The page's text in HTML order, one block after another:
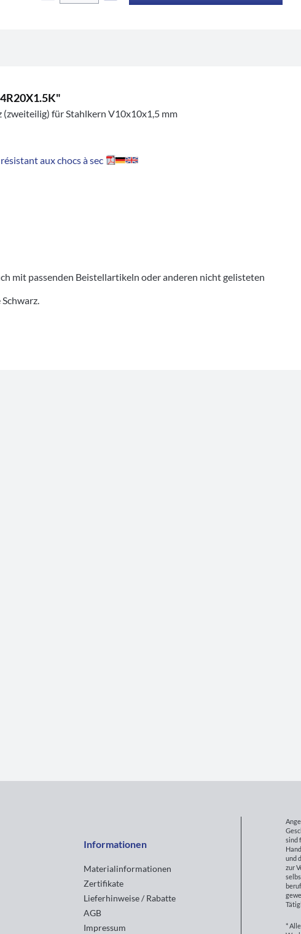
für Stahlkern V10x10x1,5 mm
aux chocs à sec
mit passenden Beistellartikeln oder anderen nicht gelisteten
Informationen
Materialinformationen
Zertifikate
Lieferhinweise / Rabatte
AGB
Impressum
sind
und
zur
*